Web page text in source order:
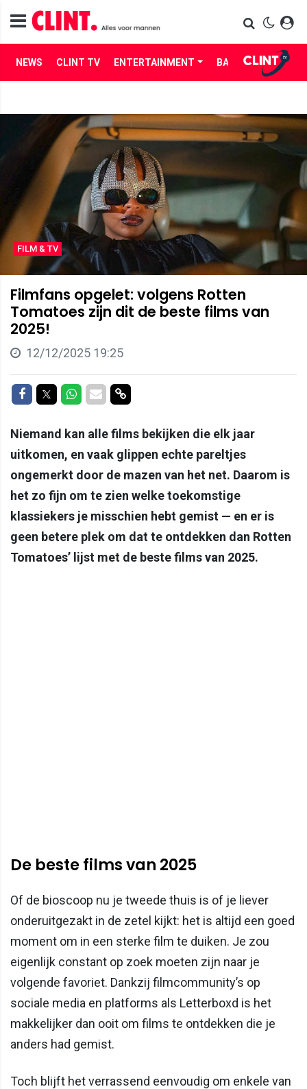
NEWS CLINT TV ENTERTAINMENT BABES LIFE
FILM & TV
Filmfans opgelet: volgens Rotten
Tomatoes zijn dit de beste films van
2025!
12/12/2025 19:25
Delen op Facebook
Delen op Twitter
Delen op Whatsapp
Delen via Mail
Delen via link
Niemand kan alle films bekijken die elk jaar
uitkomen, en vaak glippen echte pareltjes
ongemerkt door de mazen van het net. Daarom is
het zo fijn om te zien welke toekomstige
klassiekers je misschien hebt gemist — en er is
geen betere plek om dat te ontdekken dan Rotten
Tomatoes’ lijst met de beste films van 2025.
De beste films van 2025
Of de bioscoop nu je tweede thuis is of je liever
onderuitgezakt in de zetel kijkt: het is altijd een goed
moment om in een sterke film te duiken. Je zou
eigenlijk constant op zoek moeten zijn naar je
volgende favoriet. Dankzij filmcommunity’s op
sociale media en platforms als Letterboxd is het
makkelijker dan ooit om films te ontdekken die je
anders had gemist.
Toch blijft het verrassend eenvoudig om enkele van